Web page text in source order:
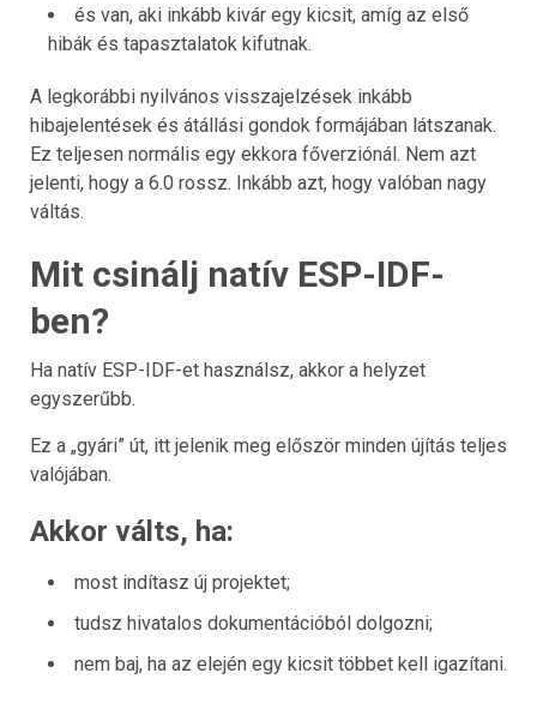
és van, aki inkább kivár egy kicsit, amíg az első
hibák és tapasztalatok kifutnak.
A legkorábbi nyilvános visszajelzések inkább
hibajelentések és átállási gondok formájában látszanak.
Ez teljesen normális egy ekkora főverziónál. Nem azt
jelenti, hogy a 6.0 rossz. Inkább azt, hogy valóban nagy
váltás.
Mit csinálj natív ESP-IDF-
ben?
Ha natív ESP-IDF-et használsz, akkor a helyzet
egyszerűbb.
Ez a „gyári” út, itt jelenik meg először minden újítás teljes
valójában.
Akkor válts, ha:
most indítasz új projektet;
tudsz hivatalos dokumentációból dolgozni;
nem baj, ha az elején egy kicsit többet kell igazítani.